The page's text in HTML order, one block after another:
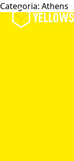
Categoria: Athens